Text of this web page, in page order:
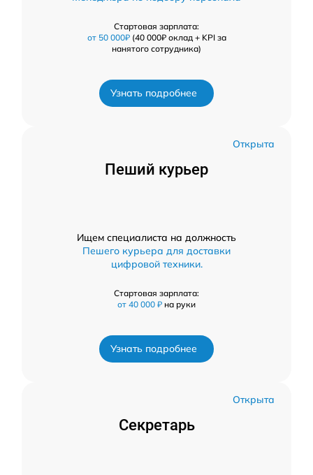
Стартовая зарплата:
от 50 000₽(40 000₽ оклад + KPI за
нанятого сотрудника)
Узнать подробнее
Открыта
Пеший курьер
Ищем специалиста на должность
Пешего курьера для доставки
цифровой техники.
Стартовая зарплата:
от 40 000 ₽ на руки
Узнать подробнее
Открыта
Секретарь